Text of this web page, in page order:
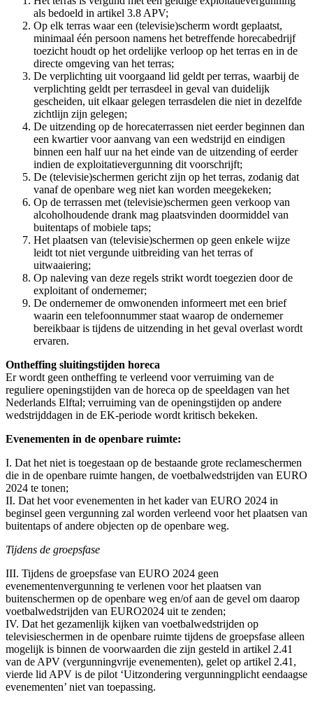
als bedoeld in artikel 3.8 APV;
Op elk terras waar een (televisie)scherm wordt geplaatst,
minimaal één persoon namens het betreffende horecabedrijf
toezicht houdt op het ordelijke verloop op het terras en in de
directe omgeving van het terras;
De verplichting uit voorgaand lid geldt per terras, waarbij de
verplichting geldt per terrasdeel in geval van duidelijk
gescheiden, uit elkaar gelegen terrasdelen die niet in dezelfde
zichtlijn zijn gelegen;
De uitzending op de horecaterrassen niet eerder beginnen dan
een kwartier voor aanvang van een wedstrijd en eindigen
binnen een half uur na het einde van de uitzending of eerder
indien de exploitatievergunning dit voorschrijft;
De (televisie)schermen gericht zijn op het terras, zodanig dat
vanaf de openbare weg niet kan worden meegekeken;
Op de terrassen met (televisie)schermen geen verkoop van
alcoholhoudende drank mag plaatsvinden doormiddel van
buitentaps of mobiele taps;
Het plaatsen van (televisie)schermen op geen enkele wijze
leidt tot niet vergunde uitbreiding van het terras of
uitwaaiering;
Op naleving van deze regels strikt wordt toegezien door de
exploitant of ondernemer;
De ondernemer de omwonenden informeert met een brief
waarin een telefoonnummer staat waarop de ondernemer
bereikbaar is tijdens de uitzending in het geval overlast wordt
ervaren.
Ontheffing sluitingstijden horeca
Er wordt geen ontheffing te verleend voor verruiming van de
reguliere openingstijden van de horeca op de speeldagen van het
Nederlands Elftal; verruiming van de openingstijden op andere
wedstrijddagen in de EK-periode wordt kritisch bekeken.
Evenementen in de openbare ruimte:
I. Dat het niet is toegestaan op de bestaande grote reclameschermen
die in de openbare ruimte hangen, de voetbalwedstrijden van EURO
2024 te tonen;
II. Dat het voor evenementen in het kader van EURO 2024 in
beginsel geen vergunning zal worden verleend voor het plaatsen van
buitentaps of andere objecten op de openbare weg.
Tijdens de groepsfase
III. Tijdens de groepsfase van EURO 2024 geen
evenementenvergunning te verlenen voor het plaatsen van
buitenschermen op de openbare weg en/of aan de gevel om daarop
voetbalwedstrijden van EURO2024 uit te zenden;
IV. Dat het gezamenlijk kijken van voetbalwedstrijden op
televisieschermen in de openbare ruimte tijdens de groepsfase alleen
mogelijk is binnen de voorwaarden die zijn gesteld in artikel 2.41
van de APV (vergunningvrije evenementen), gelet op artikel 2.41,
vierde lid APV is de pilot ‘Uitzondering vergunningplicht eendaagse
evenementen’ niet van toepassing.